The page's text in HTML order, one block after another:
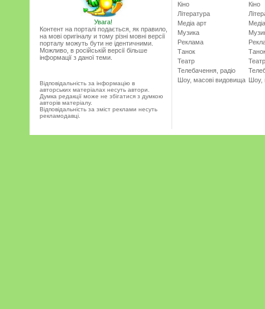
Увага!
Контент на порталі подається, як правило,
на мові оригіналу и тому різні мовні версії
порталу можуть бути не ідентичними.
Можливо, в російській версії більше
інформації з даної теми.
Відповідальність за інформацію в
авторських матеріалах несуть автори.
Думка редакції може не збігатися з думкою
авторів матеріалу.
Відповідальність за зміст реклами несуть
рекламодавці.
Кіно
Література
Медіа арт
Музика
Реклама
Танок
Театр
Телебачення, радіо
Шоу, масові видовища
Кіно
Театр
Шоу,